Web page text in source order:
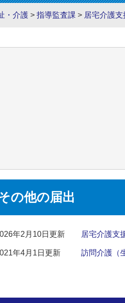
・介護 > 指導監査課 > 居宅介護
の他の届出
年2月10日更新 居宅介護支
年4月1日更新 訪問介護（